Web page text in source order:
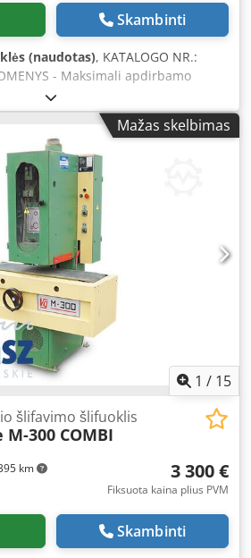
Skambinti
(naudotas), KATALOGO NR.:
- Maksimali apdirbamo
- Maksimali apdirbamo ruošinio
- 1) Gumuotas, rifliuotas
volai + spaudiklis - I ir II agregatų
galia: 12 kW Chjdpfxsziaxve
- Metalinis, slydimo volas -
- Metalinis, slydimo volas -
- Metalinis, slydimo volas * Iš
volas - Traukimo juosta -
- Stalo pakėlimas elektrinis -
variklis apie 0,75 kW -
- Nusiurbimo antgalio skersmuo:
(I/P/A): 1600x1500x2000 mm
– Italų gamyba – 2 agregatai –
labai gera būklė Grynasis
kaina: 5 200 EUR, priklausomai
(Kainos gali keistis esant
Mažas skelbimas
1 / 15
km
šlifavimo šlifuoklis
300 COMBI
3 300 €
Fiksuota kaina plius PVM
Skambinti